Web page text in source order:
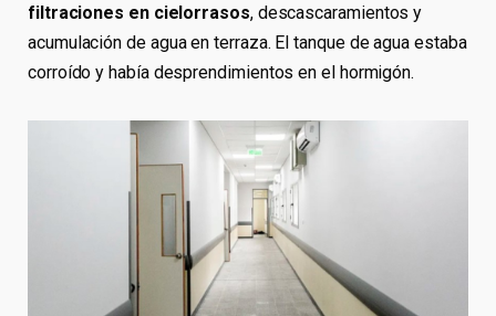
filtraciones en cielorrasos, descascaramientos y
acumulación de agua en terraza. El tanque de agua estaba
corroído y había desprendimientos en el hormigón.